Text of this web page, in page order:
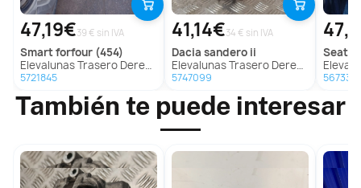
47,19€39 € sin IVA
smartforfour (454)
Elevalunas Trasero Derecho para Smart Forfour (454)
5721845
41,14€34 € sin IVA
dacia sandero ii
Elevalunas Trasero Derecho para Dacia Sandero Ii
5747099
seat
Elevalunas
También te puede interesar